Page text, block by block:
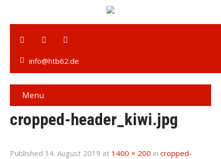
info@htb62.de
Menu
cropped-header_kiwi.jpg
Published 14. August 2019 at 1400 × 200 in cropped-